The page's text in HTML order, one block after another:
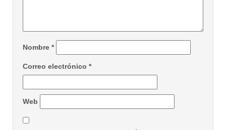
Nombre *
Correo electrónico *
Web